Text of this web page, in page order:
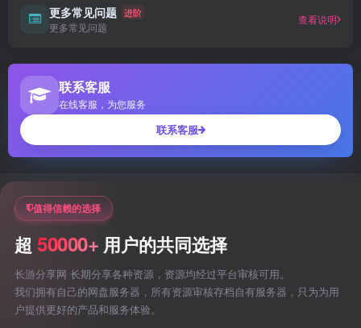
更多常见问题 进阶
更多常见问题
查看说明
联系客服
在线客服，为您服务
联系客服
值得信赖的选择
超 50000+ 用户的共同选择
长游分享网 长期分享各种资源，资源均经过平台审核可用。
我们拥有自己的网盘服务器，所有资源审核存档自有服务器，只为为用
户提供更好的产品和服务体验。